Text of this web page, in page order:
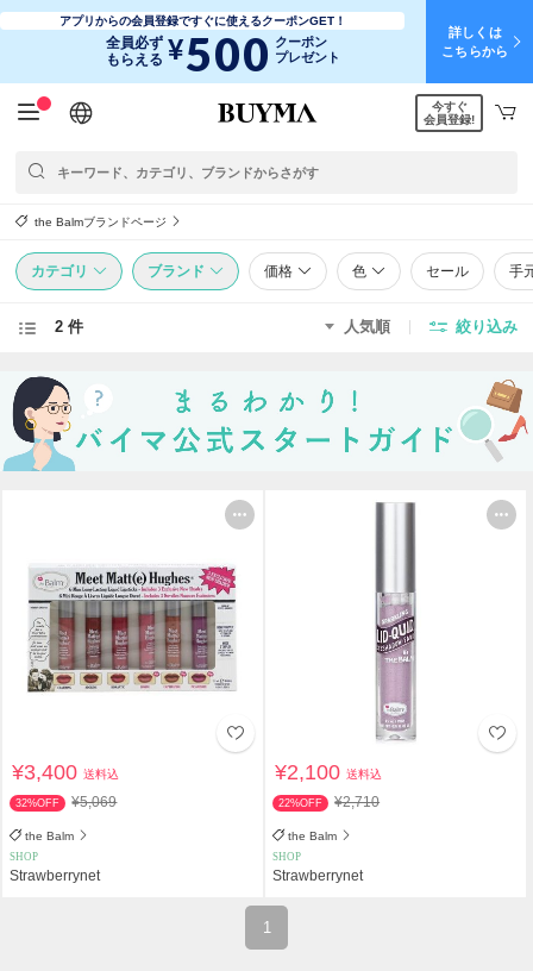
アプリからの会員登録ですぐに使えるクーポンGET！
全員必ず
もらえる ¥500 クーポン
プレゼント
詳しくは
こちらから
日本語
English
简体中文
繁體中文
今すぐ
会員登録!
the Balmブランドページ
カテゴリ ブランド 価格 色 セール 手
2 件 人気順 絞り込み
¥3,400送料込
32%OFF ¥5,069
the Balm
SHOP
Strawberrynet
¥2,100送料込
22%OFF ¥2,710
the Balm
SHOP
Strawberrynet
1